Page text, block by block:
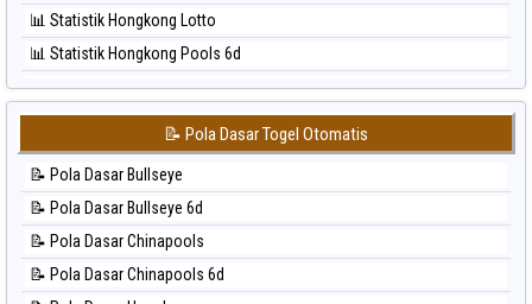
⚽ Bola Hitam Sydney
⚽ Bola Hitam Sydney Lottery
⚽ Bola Hitam Sydney Lottery 6d
⚽ Bola Hitam Sydney Lotto
⚽ Bola Hitam Sydney Pools 6d
⚽ Bola Hitam Taipei
⚽ Bola Hitam Taiwan
📊 Statistik Hongkong Lotto
📊 Statistik Hongkong Pools 6d
📊 Statistik Japan
📊 Statistik Japan 6d
📊 Statistik Korea
📊 Statistik Kuda Lari
📊 Statistik Magnum Cambodia
📊 Statistik Nagoya
📊 Statistik New York Midday
📝 Pola Dasar Togel Otomatis
📝 Pola Dasar Bullseye
📝 Pola Dasar Bullseye 6d
📝 Pola Dasar Chinapools
📝 Pola Dasar Chinapools 6d